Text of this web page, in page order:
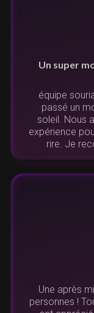
Un super
équipe
passé un
soleil. Nous
expérience
rire. Je
Une après
personnes !